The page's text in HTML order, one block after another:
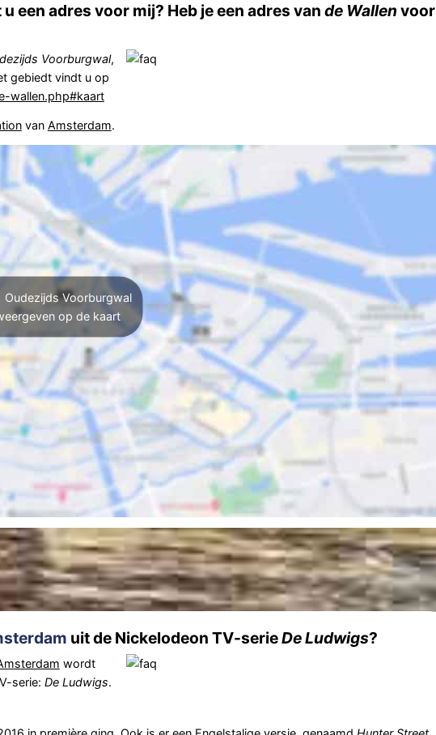
een adres voor mij? Heb je een adres van de Wallen voor
Voorburgwal,
gebiedt vindt u op
wallen.php#kaart
van Amsterdam.
Oudezijds Voorburgwal
op de kaart
uit de Nickelodeon TV-serieDe Ludwigs?
wordt
serie: De Ludwigs.